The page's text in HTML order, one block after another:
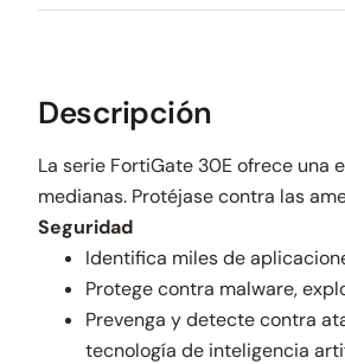
Descripción
La serie FortiGate 30E ofrece
medianas. Protéjase contra las
Seguridad
Identifica miles de
Protege contra malware,
Prevenga y detecte contra
tecnología de inteligencia